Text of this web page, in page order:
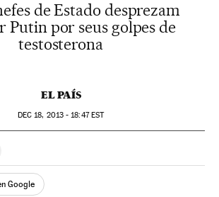
de Estado desprezam
Putin por seus golpes de
testosterona
EL PAÍS
DEC 18, 2013 - 18:47EST
Facebook
en TwitterRedes Sociales
Google